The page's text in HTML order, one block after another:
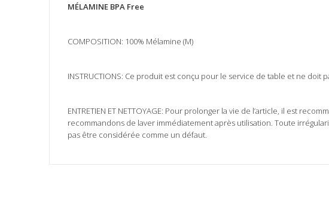
MÉLAMINE BPA Free
COMPOSITION: 100% Mélamine (M)
INSTRUCTIONS: Ce produit est conçu pour le service de table et ne
ENTRETIEN ET NETTOYAGE: Pour prolonger la vie de l’article, il est
recommandons de laver immédiatement après utilisation. Toute
pas être considérée comme un défaut.